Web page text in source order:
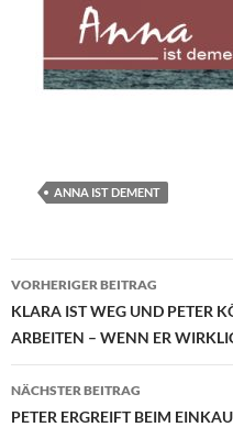
ANNA IST DEMENT
VORHERIGER BEITRAG
KLARA IST WEG UND PETER
ARBEITEN – WENN ER
NÄCHSTER BEITRAG
PETER ERGREIFT BEIM